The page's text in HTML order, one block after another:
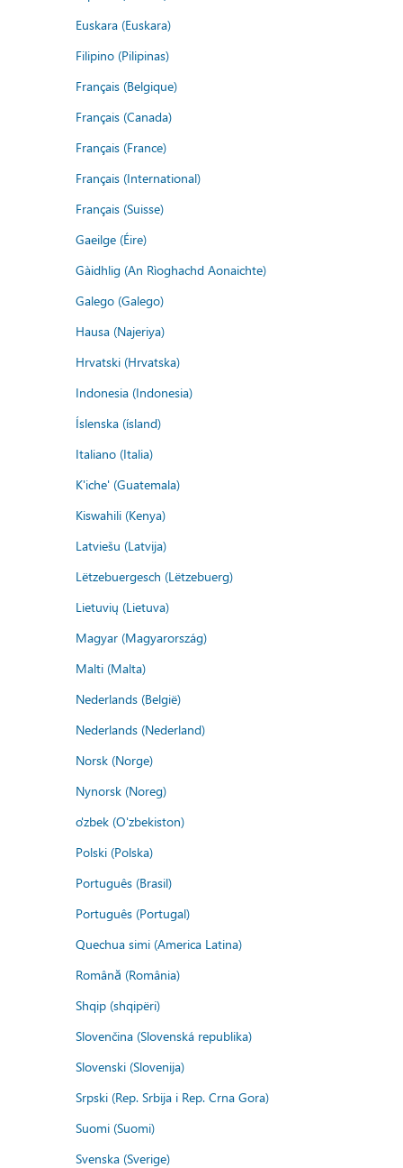
Euskara (Euskara)
Filipino (Pilipinas)
Français (Belgique)
Français (Canada)
Français (France)
Français (International)
Français (Suisse)
Gaeilge (Éire)
Gàidhlig (An Rìoghachd Aonaichte)
Galego (Galego)
Hausa (Najeriya)
Hrvatski (Hrvatska)
Indonesia (Indonesia)
Íslenska (ísland)
Italiano (Italia)
K'iche' (Guatemala)
Kiswahili (Kenya)
Latviešu (Latvija)
Lëtzebuergesch (Lëtzebuerg)
Lietuvių (Lietuva)
Magyar (Magyarország)
Malti (Malta)
Nederlands (België)
Nederlands (Nederland)
Norsk (Norge)
Nynorsk (Noreg)
o'zbek (O'zbekiston)
Polski (Polska)
Português (Brasil)
Português (Portugal)
Quechua simi (America Latina)
Română (România)
Shqip (shqipëri)
Slovenčina (Slovenská republika)
Slovenski (Slovenija)
Srpski (Rep. Srbija i Rep. Crna Gora)
Suomi (Suomi)
Svenska (Sverige)